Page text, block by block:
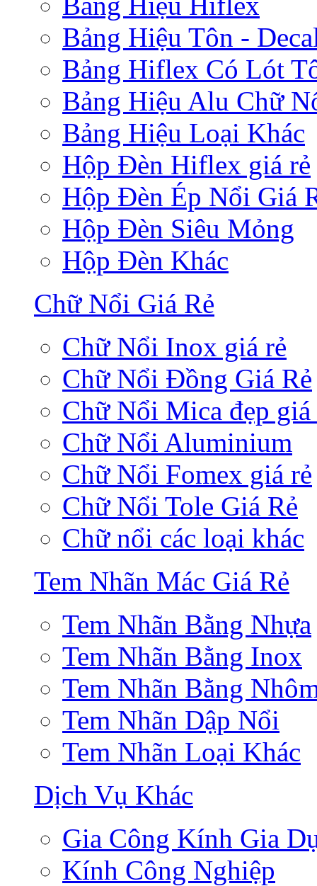
Bảng Hiệu Tôn -
Bảng Hiflex Có Lót
Bảng Hiệu Alu Chữ
Bảng Hiệu Loại Khác
Hộp Đèn Hiflex giá rẻ
Hộp Đèn Ép Nổi Giá
Hộp Đèn Siêu Mỏng
Hộp Đèn Khác
Chữ Nổi Giá Rẻ
Chữ Nổi Inox giá rẻ
Chữ Nổi Đồng Giá Rẻ
Chữ Nổi Mica đẹp giá
Chữ Nổi Aluminium
Chữ Nổi Fomex giá rẻ
Chữ Nổi Tole Giá Rẻ
Chữ nổi các loại khác
Tem Nhãn Mác Giá Rẻ
Tem Nhãn Bằng Nhựa
Tem Nhãn Bằng Inox
Tem Nhãn Bằng
Tem Nhãn Dập Nổi
Tem Nhãn Loại Khác
Dịch Vụ Khác
Gia Công Kính Gia
Kính Công Nghiệp